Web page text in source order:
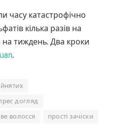
часу катастрофічно
кілька разів на
тиждень. Два кроки
.
догляд
волосся прості зачіски